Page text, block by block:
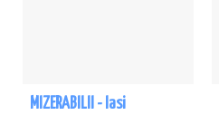
MIZERABILII - Iasi